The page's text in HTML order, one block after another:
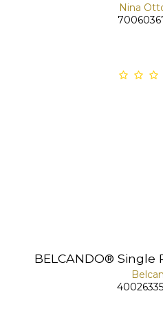
Nina
BELCANDO® Single